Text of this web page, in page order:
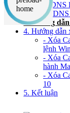
1. Flush DNS
2. Cache
3. Hướng
4. Hướng dẫn
- Xóa
lệnh
- Xóa
hành
- Xóa
10
5. Kết luận